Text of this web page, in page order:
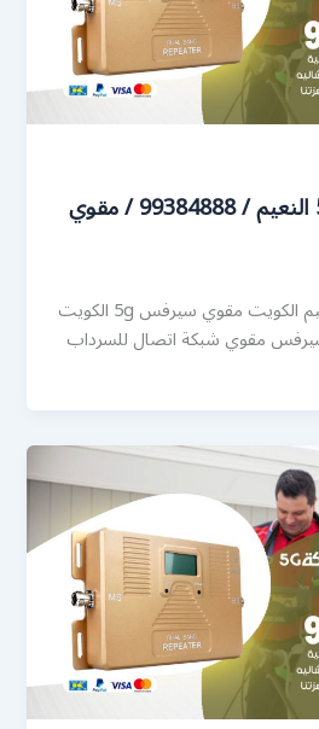
رقم مقوي شبكة 5g النعيم / 99384888 / مقوي
رقم مقوي شبكة 5g النعيم الكويت مقوي سيرفس 5g الكويت
مقوي شبكة اتصال للسرداب